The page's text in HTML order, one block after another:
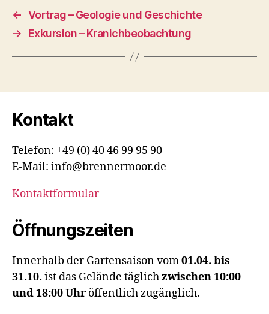
← Vortrag – Geologie und Geschichte
→
Exkursion – Kranichbeobachtung
Kontakt
Telefon: +49 (0) 40 46 99 95 90
E-Mail: info@brennermoor.de
Kontaktformular
Öffnungszeiten
Innerhalb der Gartensaison vom01.04. bis
31.10. ist das Gelände täglichzwischen 10:00
und 18:00 Uhr öffentlich zugänglich.